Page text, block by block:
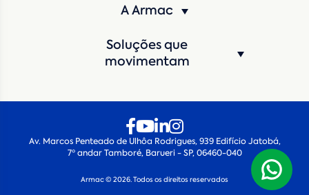
A Armac
Soluções que
movimentam
Av. Marcos Penteado de Ulhôa Rodrigues, 939 Edifício Jatobá,
7º andar Tamboré, Barueri - SP, 06460-040
Armac © 2026. Todos os direitos reservados
Máquina de interesse*
Qual o período de locação? *